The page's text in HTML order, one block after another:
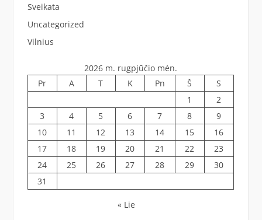
Sveikata
Uncategorized
Vilnius
2026 m. rugpjūčio mėn.
Pr
A T K Pn Š
S
1
2
3
4 5 6 7 8
9
10
11 12 13 14 15
16
17
18 19 20 21 22
23
24
25 26 27 28 29
30
31
« Lie